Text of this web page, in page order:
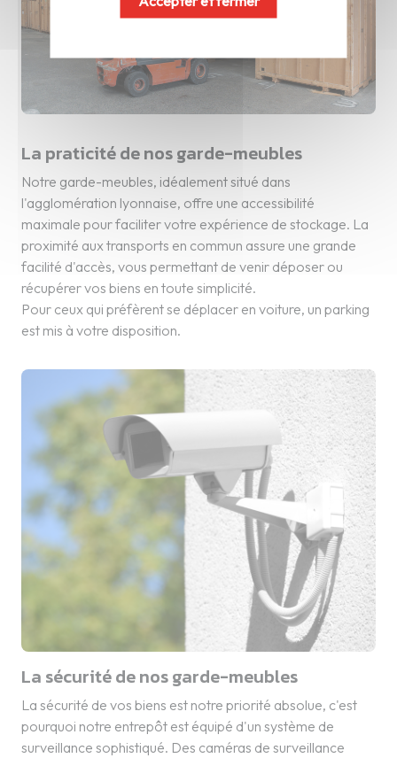
La praticité de nos garde-meubles
Notre garde-meubles, idéalement situé dans
l'agglomération lyonnaise, offre une accessibilité
maximale pour faciliter votre expérience de stockage. La
proximité aux transports en commun assure une grande
facilité d'accès, vous permettant de venir déposer ou
récupérer vos biens en toute simplicité.
Pour ceux qui préfèrent se déplacer en voiture, un parking
est mis à votre disposition.
La sécurité de nos garde-meubles
La sécurité de vos biens est notre priorité absolue, c'est
pourquoi notre entrepôt est équipé d'un système de
surveillance sophistiqué. Des caméras de surveillance